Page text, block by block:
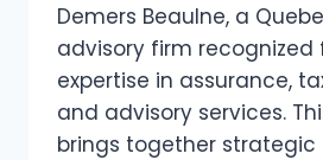
Demers Beaulne, a
advisory firm recognized
expertise in assurance,
and advisory services.
brings together strategic